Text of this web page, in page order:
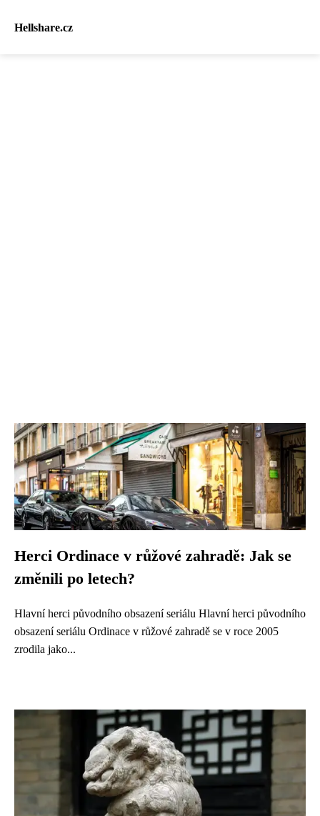
Hellshare.cz
Herci Ordinace v růžové zahradě: Jak se
změnili po letech?
Hlavní herci původního obsazení seriálu Hlavní herci původního
obsazení seriálu Ordinace v růžové zahradě se v roce 2005
zrodila jako...